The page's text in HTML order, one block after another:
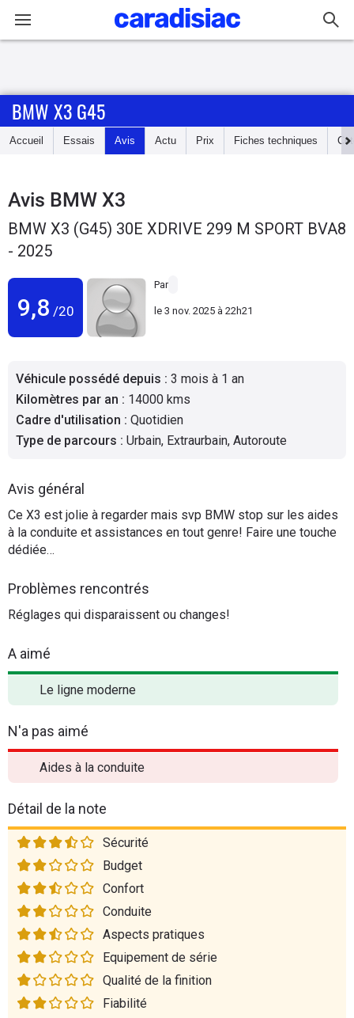
Accueil
Essais
Guide
d'achat
Utilitaires
Flottes
Auto
Services
Moto
Marques
BMW X3 G45
Accueil Essais Avis Actu Prix Fiches techniques
Avis BMW X3
BMW X3 (G45) 30E XDRIVE 299 M SPORT BVA8
- 2025
9,8 /20
Par
le 3 nov. 2025 à 22h21
Véhicule possédé depuis : 3 mois à 1 an
Kilomètres par an : 14000 kms
Cadre d'utilisation : Quotidien
Type de parcours : Urbain, Extraurbain, Autoroute
Avis général
Ce X3 est jolie à regarder mais svp BMW stop sur les aides
à la conduite et assistances en tout genre! Faire une touche
dédiée…
Problèmes rencontrés
Réglages qui disparaissent ou changes!
A aimé
Le ligne moderne
N'a pas aimé
Aides à la conduite
Détail de la note
Sécurité
Budget
Confort
Conduite
Aspects pratiques
Equipement de série
Qualité de la finition
Fiabilité